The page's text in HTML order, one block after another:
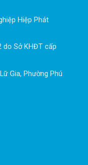
Hiệp Phát
do Sở KHĐT cấp
Gia, Phường Phú